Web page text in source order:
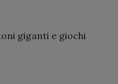
giganti e giochi